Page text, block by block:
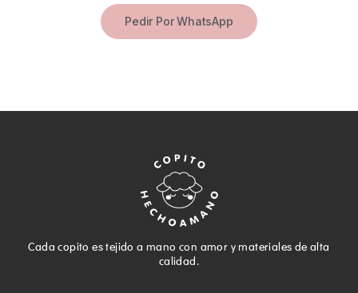
Pedir Por WhatsApp
Cada copito es tejido a mano con amor y materiales de alta
calidad.